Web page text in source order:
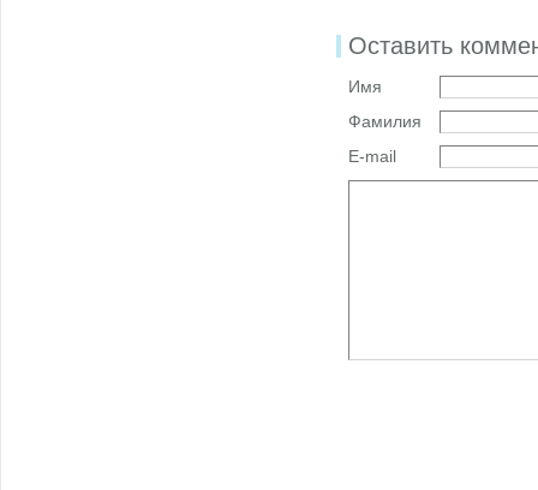
Оставить
Имя
Фамилия
E-mail